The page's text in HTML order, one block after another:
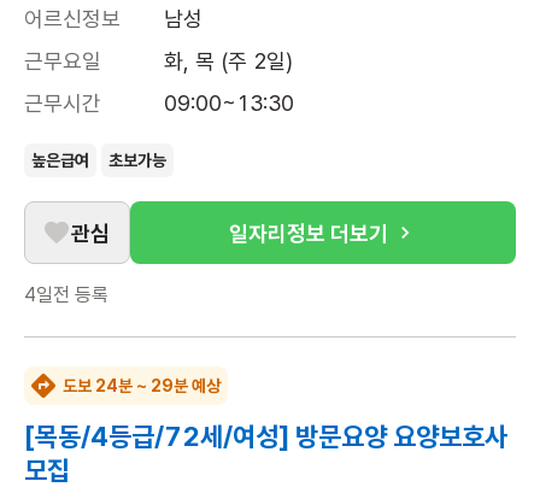
어르신정보
남성
근무요일
화, 목 (주 2일)
근무시간
09:00~13:30
높은급여 초보가능
관심 일자리정보 더보기
4일전 등록
도보 24분 ~ 29분 예상
[목동/4등급/72세/여성] 방문요양 요양보호사
모집